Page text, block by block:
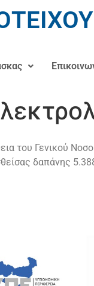
του Γενικού
δαπάνης